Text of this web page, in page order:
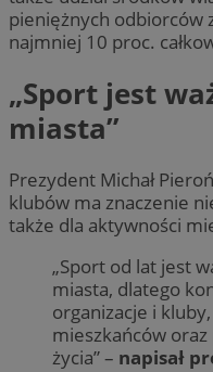
pieniężnych odbiorców
najmniej 10 proc.
„Sport jest
miasta”
Prezydent Michał
klubów ma znaczenie
także dla aktywności
„Sport od lat jest
miasta, dlatego
organizacje i
mieszkańców
życia” – napisał